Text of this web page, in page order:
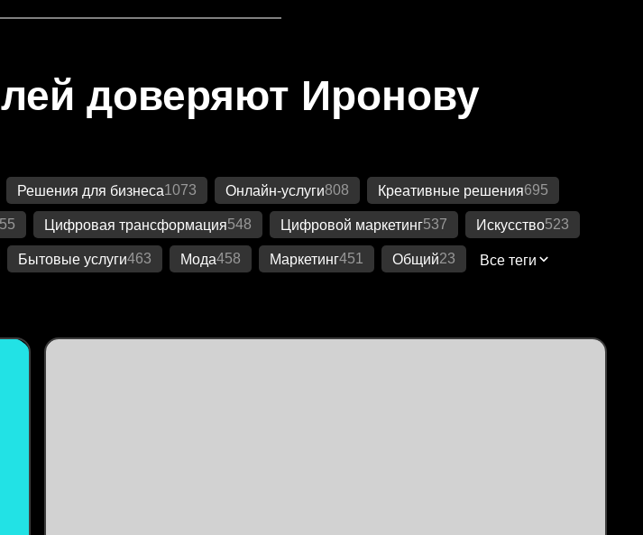
доверяют Иронову
Решения для бизнеса1073 Онлайн-услуги808 Креативные решения695
Цифровая трансформация548 Цифровой маркетинг537 Искусство523
Бытовые услуги463 Мода458 Маркетинг451 Общий23 Все теги